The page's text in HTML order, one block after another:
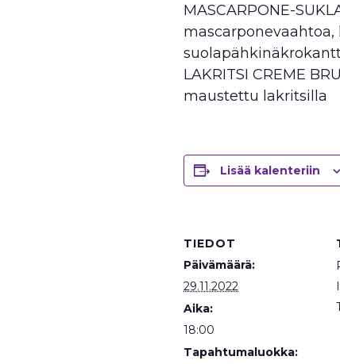
MASCARPONE-
LAKRITSI CREME
maustettu lakritsilla
Lisää kalenteriin
TIEDOT
Päivämäärä:
29.11.2022
Aika:
18:00
Tapahtumaluokka: